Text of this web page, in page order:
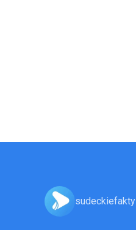
sudeckiefakty